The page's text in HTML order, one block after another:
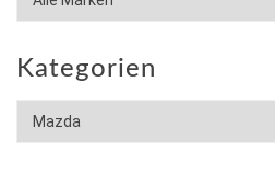
Kategorien